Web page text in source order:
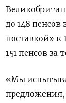
до 148 пенсов
поставкой» к
151 пенсов за
«Мы